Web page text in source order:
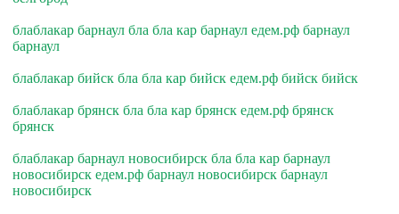
блаблакар барнаул бла бла кар барнаул едем.рф барнаул
барнаул
блаблакар бийск бла бла кар бийск едем.рф бийск бийск
блаблакар брянск бла бла кар брянск едем.рф брянск
брянск
блаблакар барнаул новосибирск бла бла кар барнаул
новосибирск едем.рф барнаул новосибирск барнаул
новосибирск